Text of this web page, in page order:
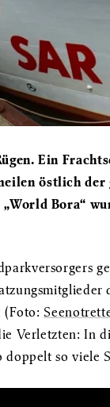
Ein
östlich
Bora“
(Foto:
Verletzten: In
doppelt so